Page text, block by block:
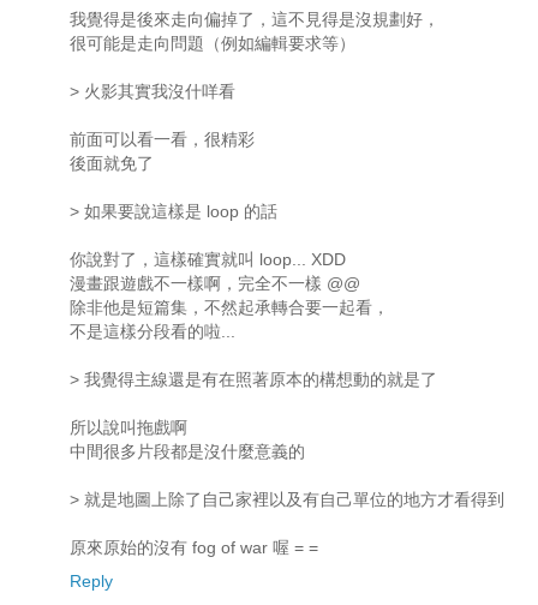
我覺得是後來走向偏掉了，這不見得是沒規劃好，
很可能是走向問題（例如編輯要求等）
> 火影其實我沒什咩看
前面可以看一看，很精彩
後面就免了
> 如果要說這樣是 loop 的話
你說對了，這樣確實就叫 loop... XDD
漫畫跟遊戲不一樣啊，完全不一樣 @@
除非他是短篇集，不然起承轉合要一起看，
不是這樣分段看的啦...
> 我覺得主線還是有在照著原本的構想動的就是了
所以說叫拖戲啊
中間很多片段都是沒什麼意義的
> 就是地圖上除了自己家裡以及有自己單位的地方才看得到
原來原始的沒有 fog of war 喔 = =
Reply